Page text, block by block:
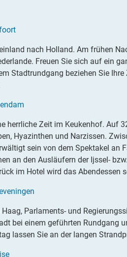
nach Holland. Am frühen
Freuen Sie sich auf ein
Stadtrundgang beziehen Sie
herrliche Zeit im Keukenhof. Auf
Hyazinthen und Narzissen.
sein von dem Spektakel an
an den Ausläufern der Ijssel-
im Hotel wird das Abendessen
Haag, Parlaments- und
bei einem geführten Rundgang
lassen Sie an der langen